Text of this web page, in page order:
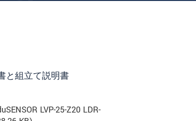
と組立て説明書
LVP-25-Z20 LDR-